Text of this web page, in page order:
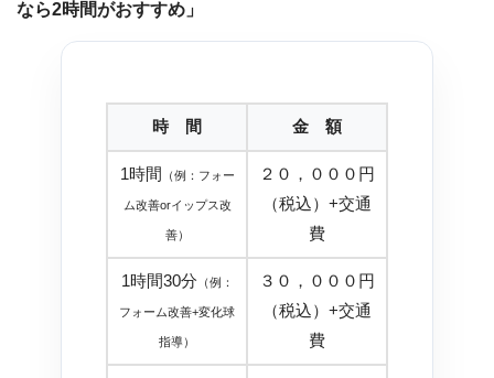
なら2時間がおすすめ」
時 間 金 額
1時間 （例：フォー
ム改善orイップス改
善）
２０，０００円
（税込）+交通
費
1時間30分 （例：
フォーム改善+変化球
指導）
３０，０００円
（税込）+交通
費